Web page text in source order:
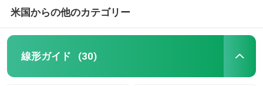
リニアガイドモジュール
米国からの他のカテゴリー
線形ガイド (30)